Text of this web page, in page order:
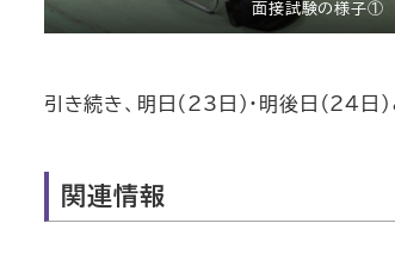
面接試験の様子①
引き続き、明日（23日）・明後日（24
関連情報